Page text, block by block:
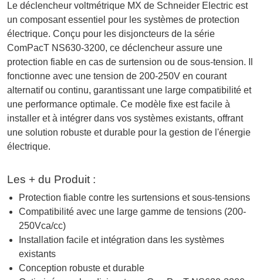
Le déclencheur voltmétrique MX de Schneider Electric est
un composant essentiel pour les systèmes de protection
électrique. Conçu pour les disjoncteurs de la série
ComPacT NS630-3200, ce déclencheur assure une
protection fiable en cas de surtension ou de sous-tension. Il
fonctionne avec une tension de 200-250V en courant
alternatif ou continu, garantissant une large compatibilité et
une performance optimale. Ce modèle fixe est facile à
installer et à intégrer dans vos systèmes existants, offrant
une solution robuste et durable pour la gestion de l'énergie
électrique.
Les + du Produit :
Protection fiable contre les surtensions et sous-tensions
Compatibilité avec une large gamme de tensions (200-
250Vca/cc)
Installation facile et intégration dans les systèmes
existants
Conception robuste et durable